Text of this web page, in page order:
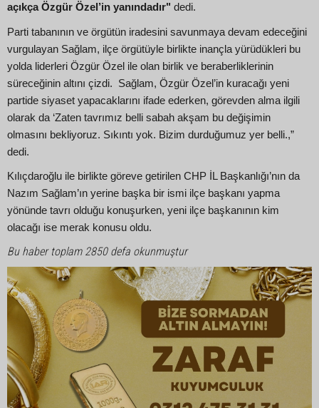
açıkça Özgür Özel’in yanındadır" dedi.
Parti tabanının ve örgütün iradesini savunmaya devam edeceğini
vurgulayan Sağlam, ilçe örgütüyle birlikte inançla yürüdükleri bu
yolda liderleri Özgür Özel ile olan birlik ve beraberliklerinin
süreceğinin altını çizdi. Sağlam, Özgür Özel’in kuracağı yeni
partide siyaset yapacaklarını ifade ederken, görevden alma ilgili
olarak da ‘Zaten tavrımız belli sabah akşam bu değişimin
olmasını bekliyoruz. Sıkıntı yok. Bizim durduğumuz yer belli.,”
dedi.
Kılıçdaroğlu ile birlikte göreve getirilen CHP İL Başkanlığı’nın da
Nazım Sağlam’ın yerine başka bir ismi ilçe başkanı yapma
yönünde tavrı olduğu konuşurken, yeni ilçe başkanının kim
olacağı ise merak konusu oldu.
Bu haber toplam 2850 defa okunmuştur